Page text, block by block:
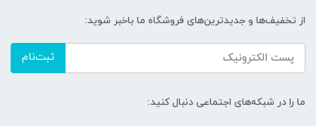
از تخفیف‌ها و جدیدترین‌های فروشگاه ما باخبر شوید:
ثبت‌نام
ما را در شبکه‌های اجتماعی دنبال کنید: